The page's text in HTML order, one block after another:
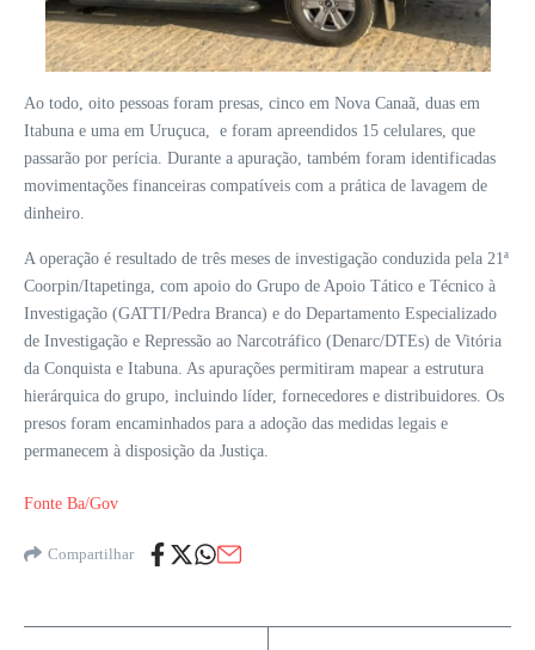
Ao todo, oito pessoas foram presas, cinco em Nova Canaã, duas em
Itabuna e uma em Uruçuca, e foram apreendidos 15 celulares, que
passarão por perícia. Durante a apuração, também foram identificadas
movimentações financeiras compatíveis com a prática de lavagem de
dinheiro.
A operação é resultado de três meses de investigação conduzida pela 21ª
Coorpin/Itapetinga, com apoio do Grupo de Apoio Tático e Técnico à
Investigação (GATTI/Pedra Branca) e do Departamento Especializado
de Investigação e Repressão ao Narcotráfico (Denarc/DTEs) de Vitória
da Conquista e Itabuna. As apurações permitiram mapear a estrutura
hierárquica do grupo, incluindo líder, fornecedores e distribuidores. Os
presos foram encaminhados para a adoção das medidas legais e
permanecem à disposição da Justiça.
Fonte Ba/Gov
Compartilhar